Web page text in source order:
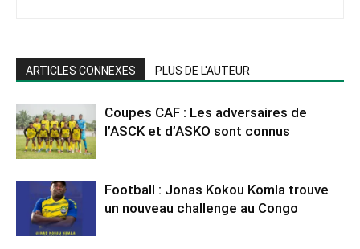
ARTICLES CONNEXES PLUS DE L'AUTEUR
Coupes CAF : Les adversaires de
l’ASCK et d’ASKO sont connus
Football : Jonas Kokou Komla trouve
un nouveau challenge au Congo